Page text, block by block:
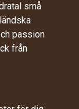
små
passion
från